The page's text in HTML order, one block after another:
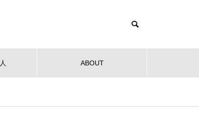
ABOUT